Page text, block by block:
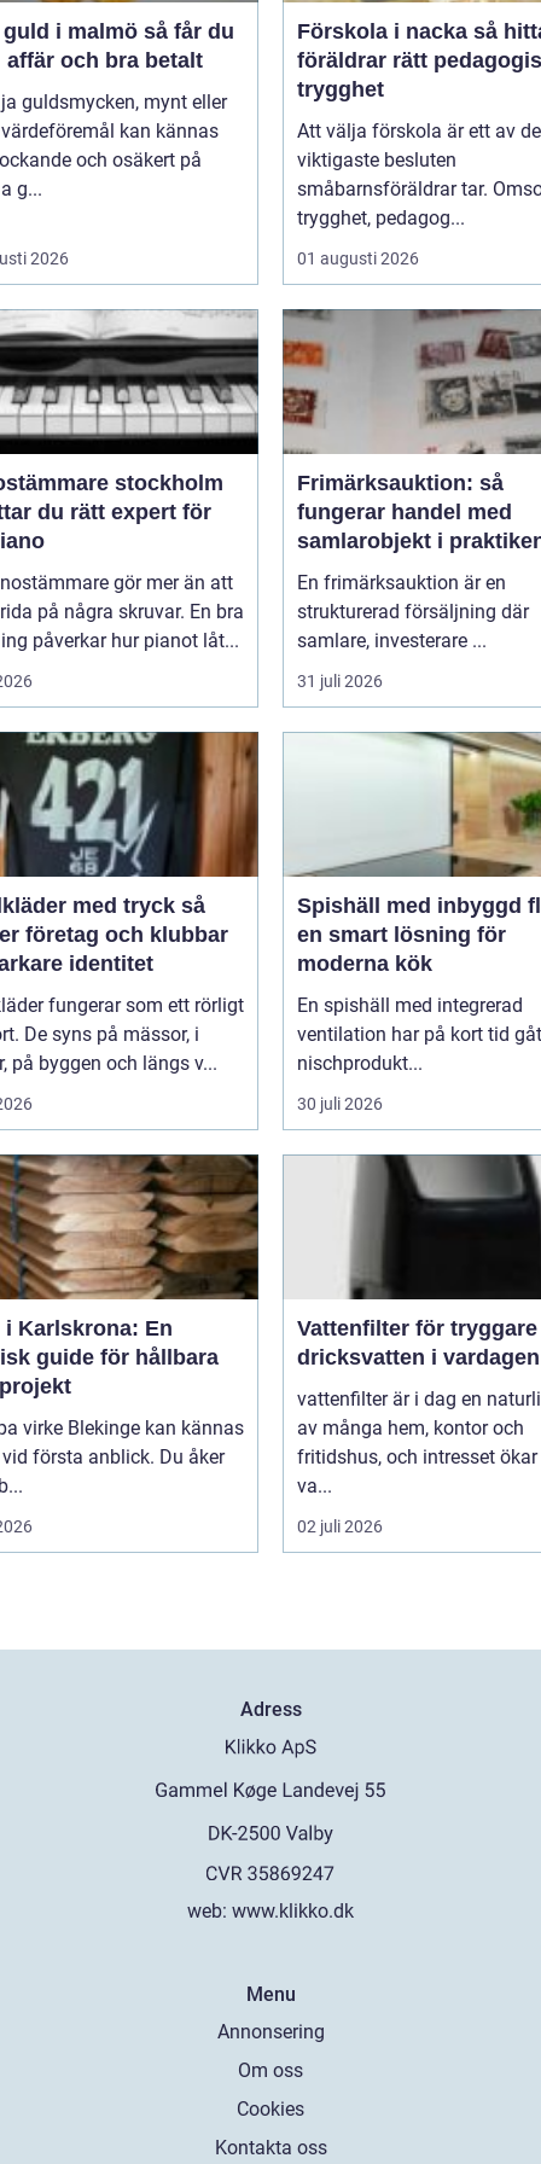
i malmö så får du
affär och bra betalt
guldsmycken, mynt eller
kan kännas
och osäkert på
g...
2026
Förskola i nacka så hittar
föräldrar rätt
trygghet
Att välja förskola är ett av de
viktigaste besluten
småbarnsföräldrar tar.
trygghet, pedagog...
01 augusti 2026
stockholm
du rätt expert för
gör mer än att
på några skruvar. En bra
påverkar hur pianot låt...
Frimärksauktion: så
fungerar handel med
samlarobjekt i
En frimärksauktion är en
strukturerad försäljning där
samlare, investerare ...
31 juli 2026
med tryck så
företag och klubbar
identitet
fungerar som ett rörligt
De syns på mässor, i
på byggen och längs v...
Spishäll med inbyggd
en smart lösning för
moderna kök
En spishäll med integrerad
ventilation har på kort tid
nischprodukt...
30 juli 2026
i Karlskrona: En
guide för hållbara
virke Blekinge kan kännas
första anblick. Du åker
Vattenfilter för tryggare
dricksvatten i vardagen
vattenfilter är i dag en
av många hem, kontor och
fritidshus, och intresset
va...
02 juli 2026
Adress
web: www.klikko.dk
Menu
Annonsering
Om oss
Cookies
Kontakta oss